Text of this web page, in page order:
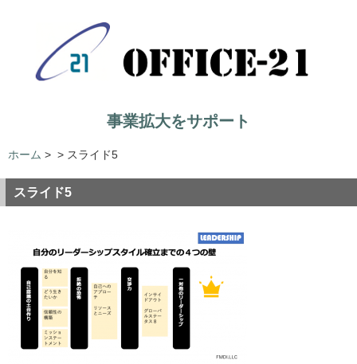
事業拡大をサポート
ホーム > > スライド5
スライド5